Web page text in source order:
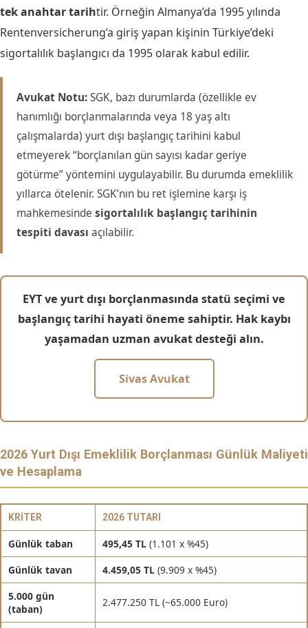
tek anahtar tarihtir. Örneğin Almanya’da 1995 yılında
Rentenversicherung’a giriş yapan kişinin Türkiye’deki
sigortalılık başlangıcı da 1995 olarak kabul edilir.
Avukat Notu:SGK, bazı durumlarda (özellikle ev
hanımlığı borçlanmalarında veya 18 yaş altı
çalışmalarda) yurt dışı başlangıç tarihini kabul
etmeyerek “borçlanılan gün sayısı kadar geriye
götürme” yöntemini uygulayabilir. Bu durumda emeklilik
yıllarca ötelenir. SGK’nın bu ret işlemine karşı iş
mahkemesinde sigortalılık başlangıç tarihinin
tespiti davası açılabilir.
EYT ve yurt dışı borçlanmasında statü seçimi ve
başlangıç tarihi hayati öneme sahiptir. Hak kaybı
yaşamadan uzman avukat desteği alın.
Sivas Avukat
2026 Yurt Dışı Emeklilik Borçlanması Günlük Maliyeti
ve Hesaplama
KRITER 2026 TUTARI
Günlük taban 495,45 TL (1.101 x %45)
Günlük tavan
4.459,05 TL (9.909 x %45)
5.000 gün
(taban)
2.477.250 TL (~65.000 Euro)